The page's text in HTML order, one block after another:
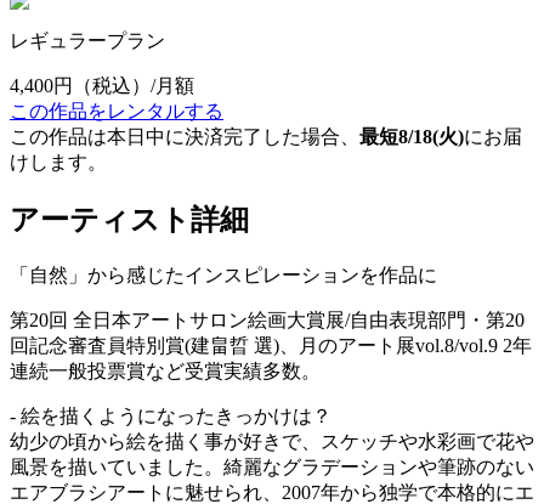
レギュラープラン
4,400円
（税込）/月額
この作品をレンタルする
この作品は本日中に決済完了した場合、 最短8/18(火)にお届
けします。
アーティスト詳細
「自然」から感じたインスピレーションを作品に
第20回 全日本アートサロン絵画大賞展/自由表現部門・第20
回記念審査員特別賞(建畠晢 選)、月のアート展vol.8/vol.9 2年
連続一般投票賞など受賞実績多数。
- 絵を描くようになったきっかけは？
幼少の頃から絵を描く事が好きで、スケッチや水彩画で花や
風景を描いていました。綺麗なグラデーションや筆跡のない
エアブラシアートに魅せられ、2007年から独学で本格的にエ